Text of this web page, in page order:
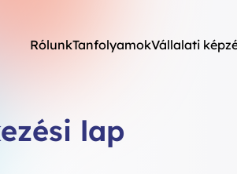
RólunkTanfolyamokVállalati
lap